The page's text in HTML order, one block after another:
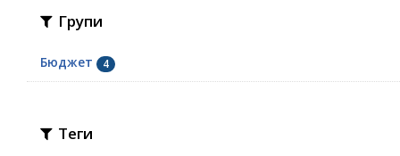
Групи
Бюджет 4
Теги